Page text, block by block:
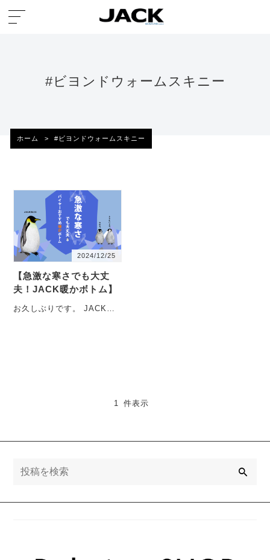
#ビヨンドウォームスキニー
ホーム > #ビヨンドウォームスキニー
2024/12/25
【急激な寒さでも大丈
夫！JACK暖かボトム】
お久しぶりです。 JACKの
1 件表示